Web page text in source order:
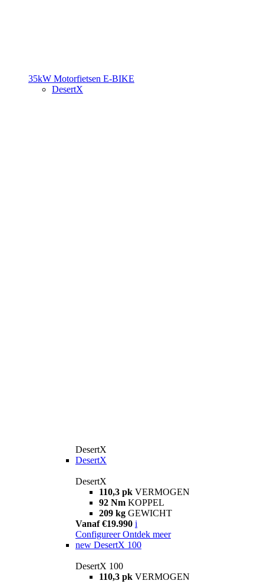
35kW Motorfietsen E-BIKE
DesertX
DesertX
DesertX
DesertX
110,3 pk VERMOGEN
92 Nm KOPPEL
209 kg GEWICHT
Vanaf €19.990 i
Configureer Ontdek meer
new DesertX 100
DesertX 100
110,3 pk VERMOGEN